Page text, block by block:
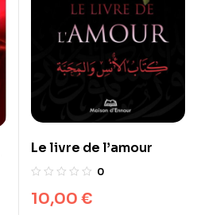
Le livre de l’amour
0
10,00 €